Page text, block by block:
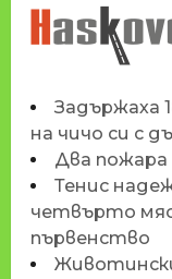
Задържаха
на чичо си с
Два пожара
Тенис
четвърто
първенство